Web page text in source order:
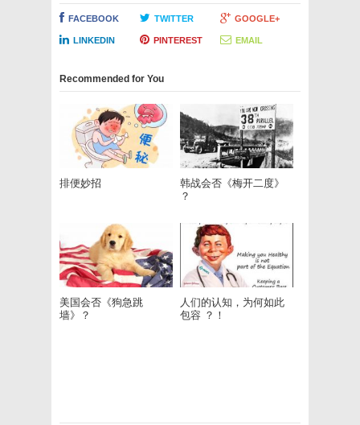
FACEBOOK TWITTER GOOGLE+
LINKEDIN PINTEREST EMAIL
Recommended for You
排便妙招
韩战会否《梅开二度》
？
美国会否《狗急跳
墙》？
人们的认知，为何如此
包容 ？！